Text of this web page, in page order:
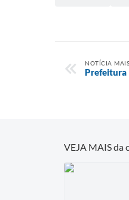
NOTÍCIA
Prefeitura
VEJA MAIS da